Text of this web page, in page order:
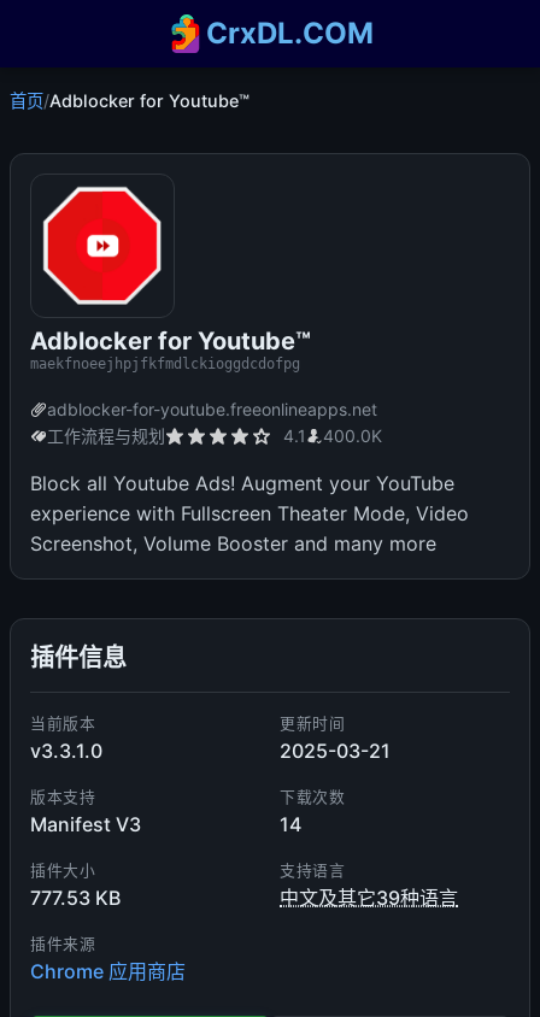
CrxDL.COM
首页/Adblocker for Youtube™
Adblocker for Youtube™
maekfnoeejhpjfkfmdlckioggdcdofpg
adblocker-for-youtube.freeonlineapps.net
工作流程与规划
4.1 400.0K
Block all Youtube Ads! Augment your YouTube
experience with Fullscreen Theater Mode, Video
Screenshot, Volume Booster and many more
插件信息
当前版本
v3.3.1.0
更新时间
2025-03-21
版本支持
Manifest V3
下载次数
14
插件大小
777.53 KB
支持语言
中文及其它39种语言
插件来源
Chrome 应用商店